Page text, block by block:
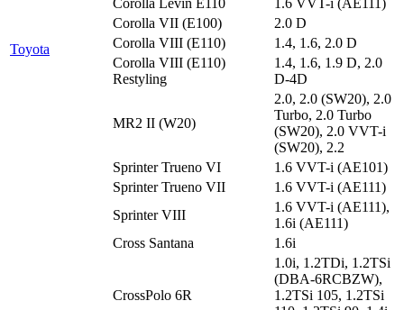
Toyota
Corolla VII (E100)
2.0 D
Corolla VIII (E110)
1.4, 1.6, 2.0 D
Corolla VIII (E110)
Restyling
1.4, 1.6, 1.9 D, 2.0
D-4D
MR2 II (W20)
2.0, 2.0 (SW20), 2.0
Turbo, 2.0 Turbo
(SW20), 2.0 VVT-i
(SW20), 2.2
Sprinter Trueno VI
1.6 VVT-i (AE101)
Sprinter Trueno VII
1.6 VVT-i (AE111)
Sprinter VIII
1.6 VVT-i (AE111),
1.6i (AE111)
Cross Santana 1.6i
CrossPolo 6R
1.0i, 1.2TDi, 1.2TSi
(DBA-6RCBZW),
1.2TSi 105, 1.2TSi